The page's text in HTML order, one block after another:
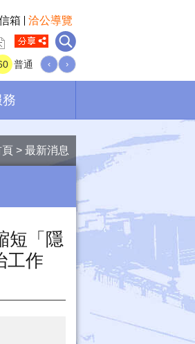
箱
洽公導覽
普通 ‹ ›
頁 最新消息
短「隱
工作